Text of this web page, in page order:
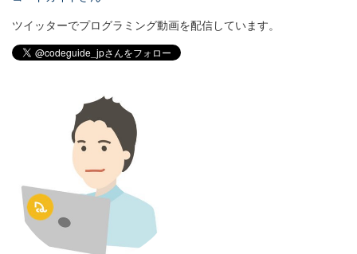
ツイッターでプログラミング動画を配信しています。